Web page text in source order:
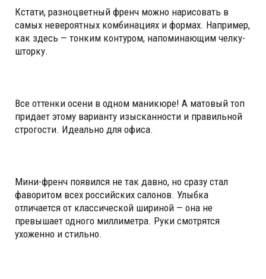
Кстати, разноцветный френч можно нарисовать в
самых невероятных комбинациях и формах. Например,
как здесь — тонким контуром, напоминающим челку-
шторку.
Все оттенки осени в одном маникюре! А матовый топ
придает этому варианту изысканности и правильной
строгости. Идеально для офиса.
Мини-френч появился не так давно, но сразу стал
фаворитом всех российских салонов. Улыбка
отличается от классической шириной — она не
превышает одного миллиметра. Руки смотрятся
ухоженно и стильно.